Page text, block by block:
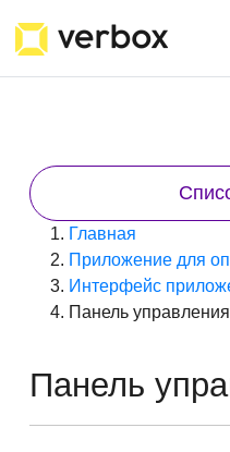
Главная
Приложение для
Интерфейс
Панель управления
Панель